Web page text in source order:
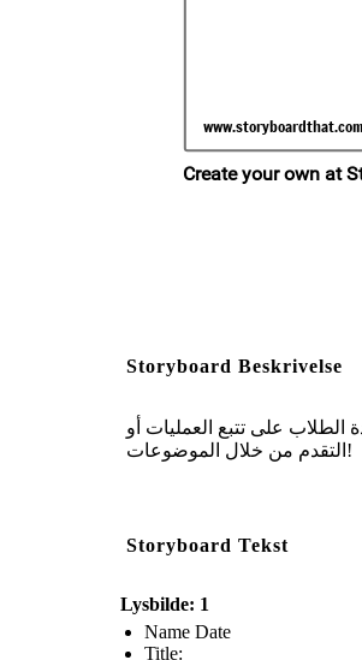
Storyboard Beskrivelse
الطلاب على تتبع العمليات أو
التقدم من خلال الموضوعات!
Storyboard Tekst
Lysbilde: 1
Name Date
Title: